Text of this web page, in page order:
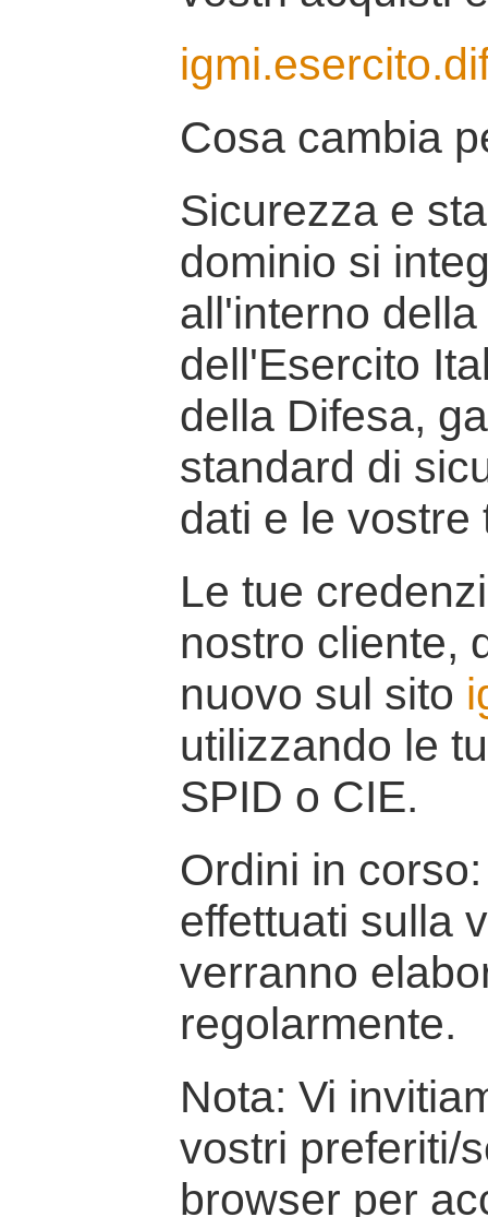
Cosa cambia
Sicurezza e
dominio si
all'interno
dell'Esercito
della Difesa,
standard di
dati e le vostre
Le tue
nostro cliente,
nuovo sul sito
utilizzando le
SPID o CIE.
Ordini in
effettuati sulla
verranno
regolarmente.
Nota: Vi
vostri preferiti/
browser per